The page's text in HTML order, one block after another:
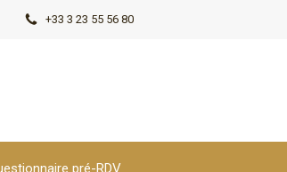
+33 3 23 55 56 80
pré-RDV